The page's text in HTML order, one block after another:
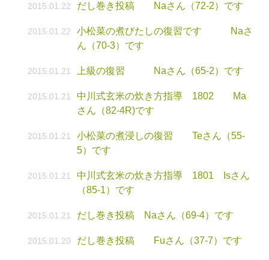
2015.01.22 だし巻き投稿 Naさん（72-2）です
2015.01.22
小松菜の煮びたしの復習です Naさ
ん（70-3）です
2015.01.21 上級の復習 Naさん（65-2）です
2015.01.21
中川式玄米の炊き方指導 1802 Ma
さん（82-4R)です
2015.01.21
小松菜の煮浸しの復習 Teさん（55-
5）です
2015.01.21
中川式玄米の炊き方指導 1801 Isさん
（85-1）です
2015.01.21 だし巻き投稿 Naさん（69-4）です
2015.01.20 だし巻き投稿 Fuさん（37-7）です